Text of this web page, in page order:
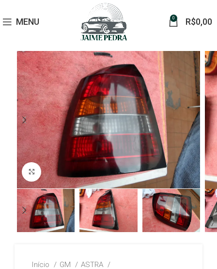
MENU 0 R$0,00
Click to enlarge
Início GM
ASTRA